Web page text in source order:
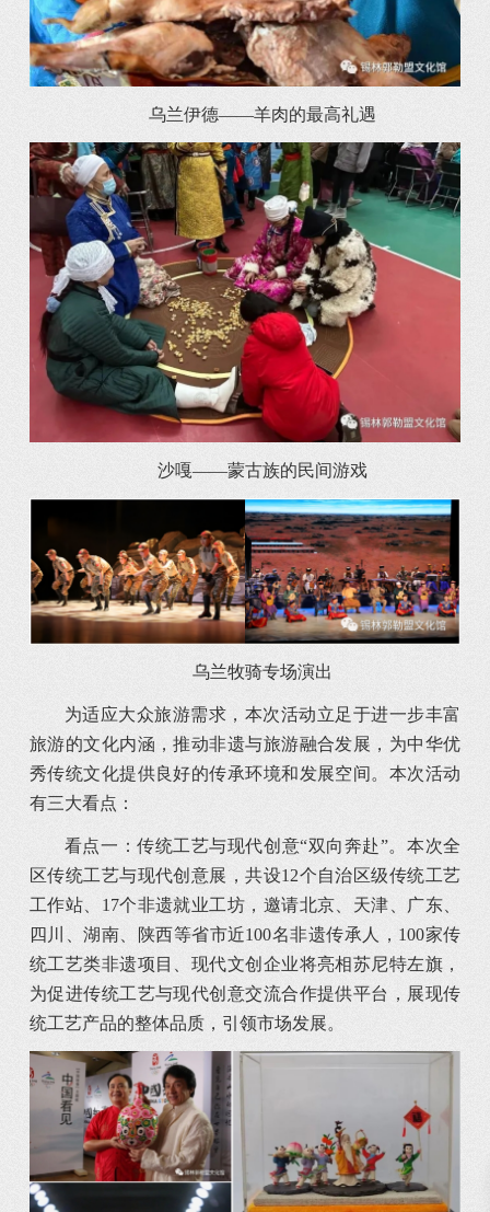
乌兰伊德——羊肉的最高礼遇
沙嘎——蒙古族的民间游戏
乌兰牧骑专场演出
为适应大众旅游需求，本次活动立足于进一步丰富
旅游的文化内涵，推动非遗与旅游融合发展，为中华优
秀传统文化提供良好的传承环境和发展空间。本次活动
有三大看点：
看点一：传统工艺与现代创意“双向奔赴”。本次全
区传统工艺与现代创意展，共设12个自治区级传统工艺
工作站、17个非遗就业工坊，邀请北京、天津、广东、
四川、湖南、陕西等省市近100名非遗传承人，100家传
统工艺类非遗项目、现代文创企业将亮相苏尼特左旗，
为促进传统工艺与现代创意交流合作提供平台，展现传
统工艺产品的整体品质，引领市场发展。